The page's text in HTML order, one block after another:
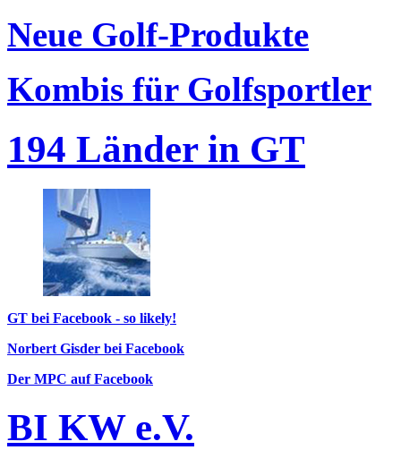
Neue Golf-Produkte
Kombis für Golfsportler
194 Länder in GT
GT bei Facebook - so likely!
Norbert Gisder bei Facebook
Der MPC auf Facebook
BI KW e.V.